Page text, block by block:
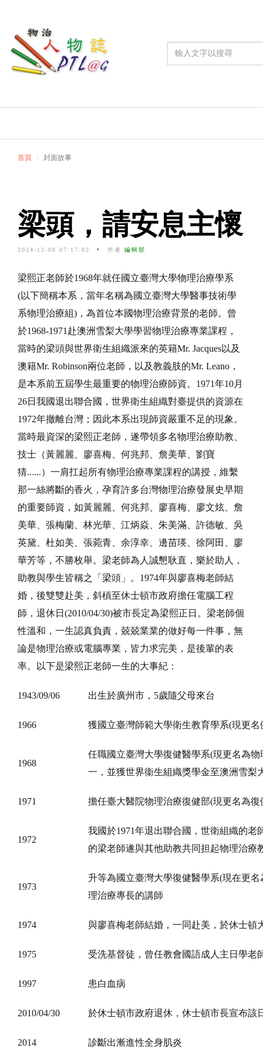
首頁 封面故事
梁頭，請安息主懷
2024-12-08 07:17:02 作者 編輯部
梁熙正老師於1968年就任國立臺灣大學物理治療學系
(以下簡稱本系，當年名稱為國立臺灣大學醫事技術學
系物理治療組)，為首位本國物理治療背景的老師。曾
於1968-1971赴澳洲雪梨大學學習物理治療專業課程，
當時的梁頭與世界衛生組織派來的英籍Mr. Jacques以及
澳籍Mr. Robinson兩位老師，以及教義肢的Mr. Leano，
是本系前五屆學生最重要的物理治療師資。1971年10月
26日我國退出聯合國，世界衛生組織對臺提供的資源在
1972年撤離台灣；因此本系出現師資嚴重不足的現象。
當時最資深的梁熙正老師，遂帶領多名物理治療助教、
技士（黃麗麗、廖喜梅、何兆邦、詹美華、劉寶
猜......）一肩扛起所有物理治療專業課程的講授，維繫
那一絲將斷的香火，孕育許多台灣物理治療發展史早期
的重要師資，如黃麗麗、何兆邦、廖喜梅、廖文炫、詹
美華、張梅蘭、林光華、江炳焱、朱美滿、許德敏、吳
英黛、杜如美、張菀青、余淳幸、邊苗瑛、徐阿田、廖
華芳等，不勝枚舉。梁老師為人誠懇耿直，樂於助人，
助教與學生皆稱之「梁頭」。1974年與廖喜梅老師結
婚，後雙雙赴美，斜槓至休士頓市政府擔任電腦工程
師，退休日(2010/04/30)被市長定為梁熙正日。梁老師個
性溫和，一生認真負責，兢兢業業的做好每一件事，無
論是物理治療或電腦專業，皆力求完美，是後輩的表
率。以下是梁熙正老師一生的大事紀：
1943/09/06 出生於廣州市，5歲隨父母來台
1966 獲國立臺灣師範大學衛生教育學系(現更
1968
任職國立臺灣大學復健醫學系(現更名為
一，並獲世界衞生組織獎學金至澳洲雪梨
1971 擔任臺大醫院物理治療復健部(現更名為
1972
我國於1971年退出聯合國，世衛組織的
的梁老師遂與其他助教共同担起物理治療
1973
升等為國立臺灣大學復健醫學系(現在更
理治療專長的講師
1974 與廖喜梅老師結婚，一同赴美，於休士頓
1975 受洗基督徒，曾任教會國語成人主日學老
1997 患白血病
2010/04/30 於休士頓市政府退休，休士頓市長宣布該
2014 診斷出漸進性全身肌炎